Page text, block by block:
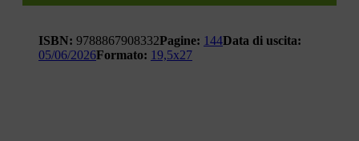
ISBN: 9788867908332Pagine: 144Data di uscita:
05/06/2026Formato: 19,5x27